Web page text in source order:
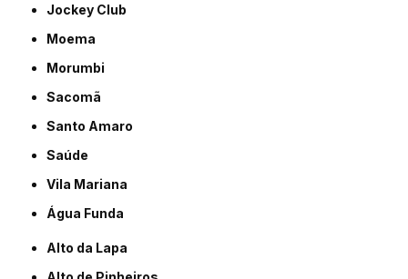
Jockey Club
Moema
Morumbi
Sacomã
Santo Amaro
Saúde
Vila Mariana
Água Funda
Alto da Lapa